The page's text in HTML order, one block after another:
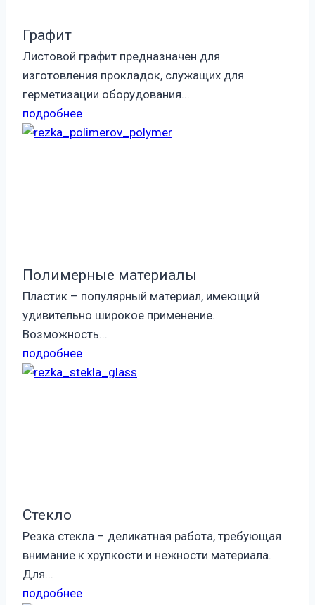
Графит
Листовой графит предназначен для
изготовления прокладок, служащих для
герметизации оборудования...
подробнее
Полимерные материалы
Пластик – популярный материал, имеющий
удивительно широкое применение.
Возможность...
подробнее
Стекло
Резка стекла – деликатная работа, требующая
внимание к хрупкости и нежности материала.
Для...
подробнее